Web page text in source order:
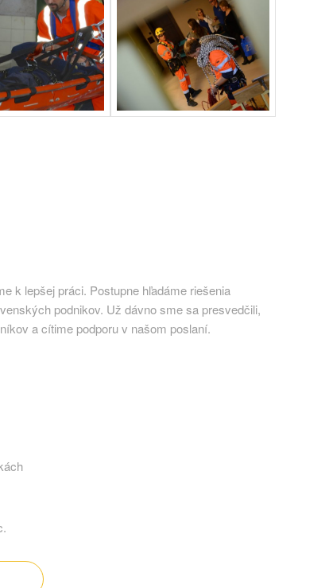
k lepšej práci. Postupne hľadáme riešenia
podnikov. Už dávno sme sa presvedčili,
a cítime podporu v našom poslaní.